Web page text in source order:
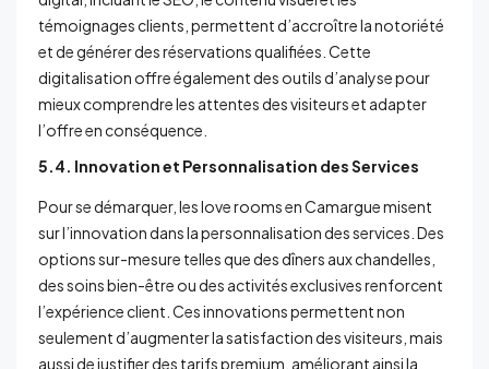
témoignages clients, permettent d’accroître la notoriété
et de générer des réservations qualifiées. Cette
digitalisation offre également des outils d’analyse pour
mieux comprendre les attentes des visiteurs et adapter
l’offre en conséquence.
5.4. Innovation et Personnalisation des Services
Pour se démarquer, les love rooms en Camargue misent
sur l’innovation dans la personnalisation des services. Des
options sur-mesure telles que des dîners aux chandelles,
des soins bien-être ou des activités exclusives renforcent
l’expérience client. Ces innovations permettent non
seulement d’augmenter la satisfaction des visiteurs, mais
aussi de justifier des tarifs premium, améliorant ainsi la